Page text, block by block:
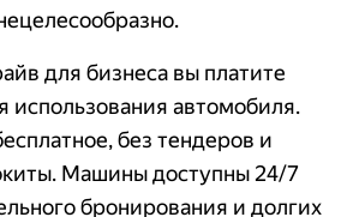
для бизнеса вы платите
использования автомобиля.
без тендеров и
Машины доступны 24/7
бронирования и долгих